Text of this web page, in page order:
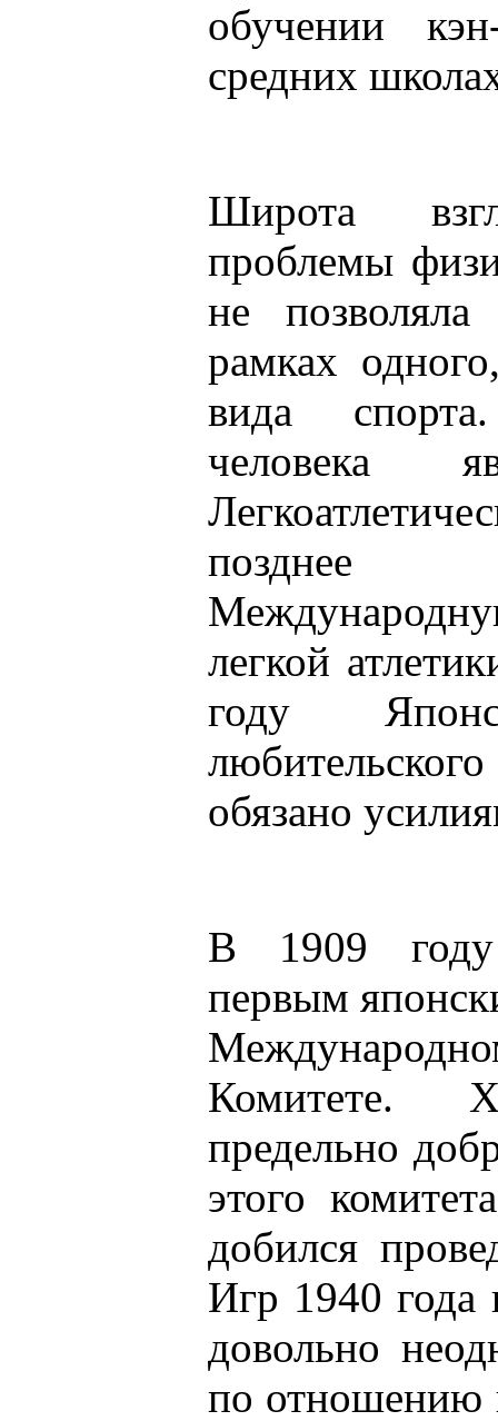
обучении
средних
Широта
проблемы
не
рамках
вида
человека
позднее
легкой
году
обязано
В 1909 году
первым
Комитете.
предельно
этого
добился
Игр 1940 года
довольно
по отношению